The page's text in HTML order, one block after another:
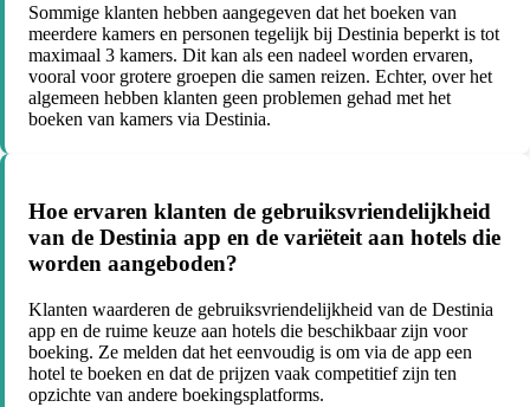
Sommige klanten hebben aangegeven dat het boeken van
meerdere kamers en personen tegelijk bij Destinia beperkt is tot
maximaal 3 kamers. Dit kan als een nadeel worden ervaren,
vooral voor grotere groepen die samen reizen. Echter, over het
algemeen hebben klanten geen problemen gehad met het
boeken van kamers via Destinia.
Hoe ervaren klanten de gebruiksvriendelijkheid
van de Destinia app en de variëteit aan hotels die
worden aangeboden?
Klanten waarderen de gebruiksvriendelijkheid van de Destinia
app en de ruime keuze aan hotels die beschikbaar zijn voor
boeking. Ze melden dat het eenvoudig is om via de app een
hotel te boeken en dat de prijzen vaak competitief zijn ten
opzichte van andere boekingsplatforms.